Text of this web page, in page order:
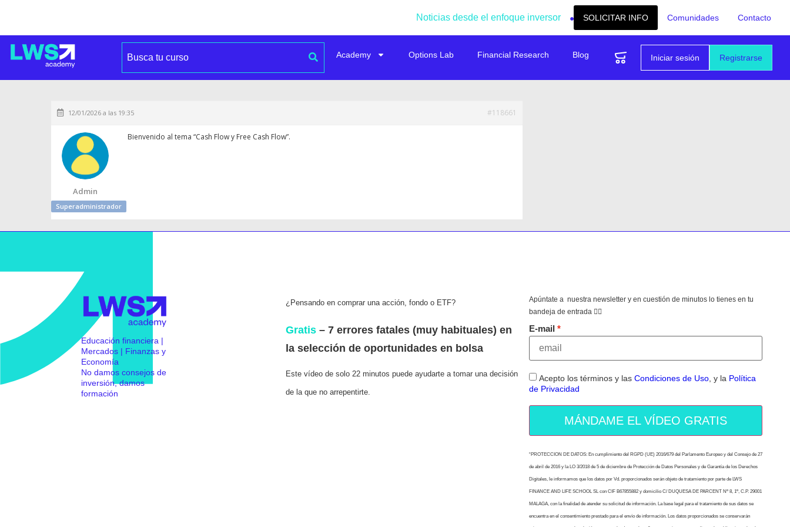
Noticias desde el enfoque inversor SOLICITAR INFO Comunidades Contacto
Registrarse
Iniciar sesión
Academy Options Lab Financial Research Blog
12/01/2026 a las 19:35 #118661
Admin
Superadministrador
Bienvenido al tema “Cash Flow y Free Cash Flow”.
Educación financiera |
Mercados | Finanzas y
Economía
No damos consejos de
inversión, damos
formación
¿Pensando en comprar una acción, fondo o ETF?
Gratis– 7 errores fatales (muy habituales) en
la selección de oportunidades en bolsa
Este vídeo de solo 22 minutos puede ayudarte a tomar una decisión
de la que no arrepentirte.
Apúntate a nuestra newsletter y en cuestión de minutos lo tienes en tu
bandeja de entrada 👇🏻
E-mail
Acepto los términos y las Condiciones de Uso, y la Política
de Privacidad
MÁNDAME EL VÍDEO GRATIS
“PROTECCION DE DATOS: En cumplimiento del RGPD (UE) 2016/679 del Parlamento Europeo y del Consejo de 27
de abril de 2016 y la LO 3/2018 de 5 de diciembre de Protección de Datos Personales y de Garantía de los Derechos
Digitales, le informamos que los datos por Vd. proporcionados serán objeto de tratamiento por parte de LWS
FINANCE AND LIFE SCHOOL SL con CIF B67855882 y domicilio C/ DUQUESA DE PARCENT Nº 8, 1º, C.P. 29001
MALAGA, con la finalidad de atender su solicitud de información. La base legal para el tratamiento de sus datos se
encuentra en el consentimiento prestado para el envío de información. Los datos proporcionados se conservarán